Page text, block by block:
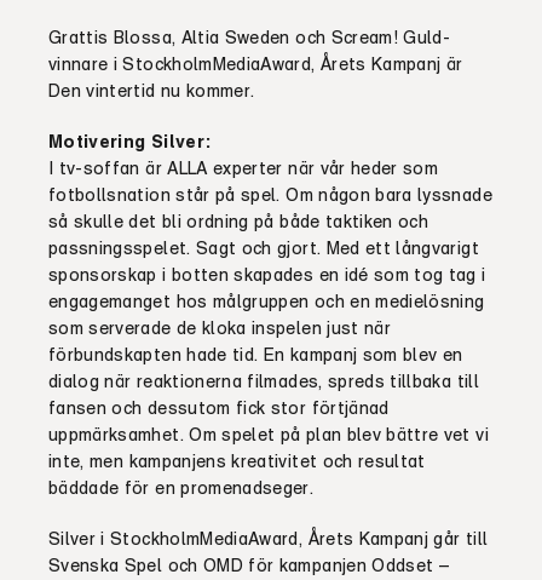
Grattis Blossa, Altia Sweden och Scream! Guld-
vinnare i StockholmMediaAward, Årets Kampanj är
Den vintertid nu kommer.
Motivering Silver:
I tv-soffan är ALLA experter när vår heder som
fotbollsnation står på spel. Om någon bara lyssnade
så skulle det bli ordning på både taktiken och
passningsspelet. Sagt och gjort. Med ett långvarigt
sponsorskap i botten skapades en idé som tog tag i
engagemanget hos målgruppen och en medielösning
som serverade de kloka inspelen just när
förbundskapten hade tid. En kampanj som blev en
dialog när reaktionerna filmades, spreds tillbaka till
fansen och dessutom fick stor förtjänad
uppmärksamhet. Om spelet på plan blev bättre vet vi
inte, men kampanjens kreativitet och resultat
bäddade för en promenadseger.
Silver i StockholmMediaAward, Årets Kampanj går till
Svenska Spel och OMD för kampanjen Oddset –